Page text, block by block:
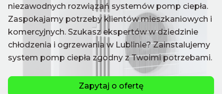
niezawodnych rozwiązań systemów pomp ciepła.
Zaspokajamy potrzeby klientów mieszkaniowych i
komercyjnych. Szukasz ekspertów w dziedzinie
chłodzenia i ogrzewania w Lublinie? Zainstalujemy
system pomp ciepła zgodny z Twoimi potrzebami.
Zapytaj o ofertę